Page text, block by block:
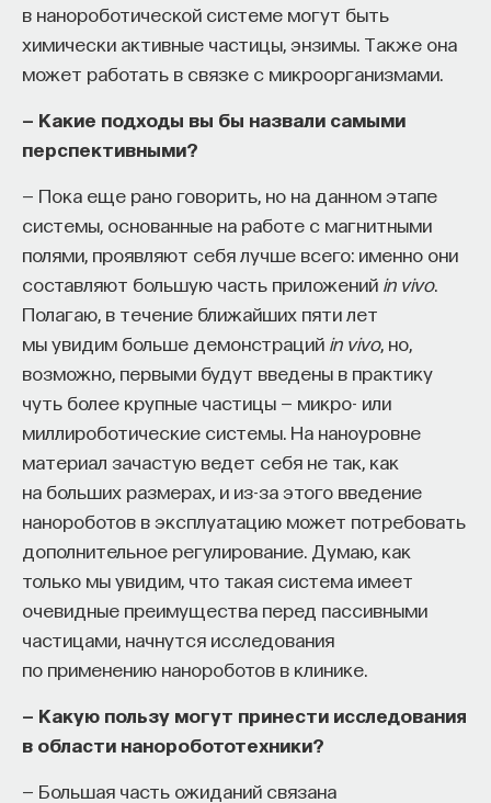
в нанороботической системе могут быть
химически активные частицы, энзимы. Также она
может работать в связке с микроорганизмами.
— Какие подходы вы бы назвали самыми
перспективными?
— Пока еще рано говорить, но на данном этапе
системы, основанные на работе с магнитными
полями, проявляют себя лучше всего: именно они
составляют большую часть приложений in vivo.
Полагаю, в течение ближайших пяти лет
мы увидим больше демонстраций in vivo, но,
возможно, первыми будут введены в практику
чуть более крупные частицы — микро- или
миллироботические системы. На наноуровне
материал зачастую ведет себя не так, как
на больших размерах, и из-за этого введение
нанороботов в эксплуатацию может потребовать
дополнительное регулирование. Думаю, как
только мы увидим, что такая система имеет
очевидные преимущества перед пассивными
частицами, начнутся исследования
по применению нанороботов в клинике.
— Какую пользу могут принести исследования
в области наноробототехники?
— Большая часть ожиданий связана